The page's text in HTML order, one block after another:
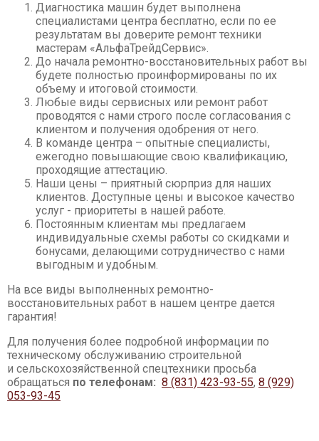
Фронтальные погрузчики
Экскаваторы
Автокраны
Гусеничные краны
Ножничные подъемники
Комбайны
Асфальтовые, бетонные заводы
Мини-погрузчики
Диагностика машин будет выполнена
специалистами центра бесплатно, если по ее
результатам вы доверите ремонт техники
мастерам «АльфаТрейдСервис».
До начала ремонтно-восстановительных работ вы
будете полностью проинформированы по их
объему и итоговой стоимости.
Любые виды сервисных или ремонт работ
проводятся с нами строго после согласования с
клиентом и получения одобрения от него.
В команде центра – опытные специалисты,
ежегодно повышающие свою квалификацию,
проходящие аттестацию.
Наши цены – приятный сюрприз для наших
клиентов. Доступные цены и высокое качество
услуг - приоритеты в нашей работе.
Постоянным клиентам мы предлагаем
индивидуальные схемы работы со скидками и
бонусами, делающими сотрудничество с нами
выгодным и удобным.
На все виды выполненных ремонтно-
восстановительных работ в нашем центре дается
гарантия!
Для получения более подробной информации по
техническому обслуживанию строительной
и сельскохозяйственной спецтехники просьба
обращаться по телефонам: 8 (831) 423-93-55, 8 (929)
053-93-45